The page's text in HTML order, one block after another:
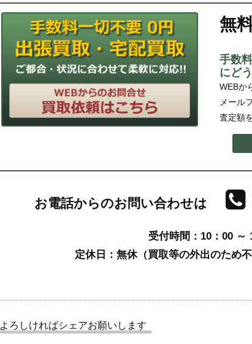
無
手数
にど
WEBか
メール
査定額
お電話からのお問い合わせは
受付時間：10：00 ～
定休日：無休（買取等の外出のため
よろしければシェアお願いします